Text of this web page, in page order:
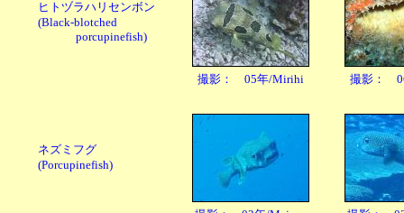
ヒトヅラハリセンボン
(Black-blotched
porcupinefish)
撮影： 05年/Mirihi 撮影：
ネズミフグ
(Porcupinefish)